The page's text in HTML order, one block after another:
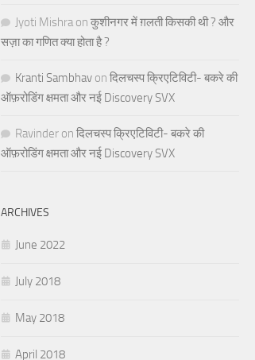
Jyoti Mishra on कुशीनगर में ग़लती किसकी थी ? और
सज़ा का गणित क्या होता है ?
Kranti Sambhav on दिलचस्प क्रिएटिविटी- बकरे की
ऑफ़रोडिंग क्षमता और नई Discovery SVX
Ravinder on दिलचस्प क्रिएटिविटी- बकरे की
ऑफ़रोडिंग क्षमता और नई Discovery SVX
ARCHIVES
June 2022
July 2018
May 2018
April 2018